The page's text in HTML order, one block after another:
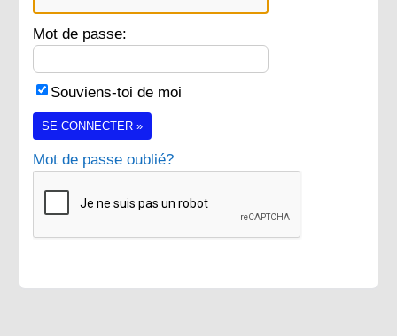
Mot de passe:
Souviens-toi de moi
SE CONNECTER »
Mot de passe oublié?